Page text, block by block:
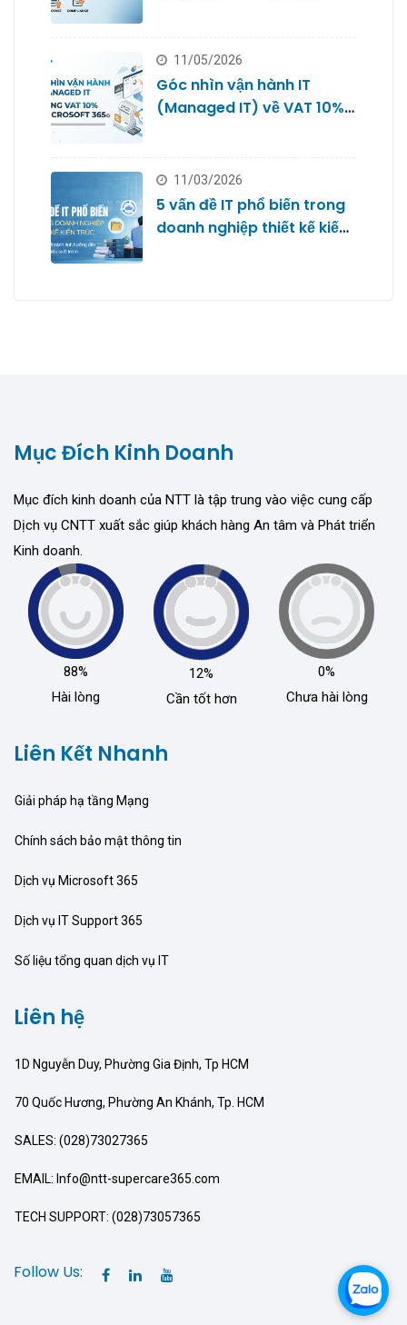
11/05/2026
Góc nhìn vận hành IT
(Managed IT) về VAT 10%
11/03/2026
5 vấn đề IT phổ biến trong
doanh nghiệp thiết kế kiến
Mục Đích Kinh Doanh
Mục đích kinh doanh của NTT là tập trung vào việc cung cấp
Dịch vụ CNTT xuất sắc giúp khách hàng An tâm và Phát triển
Kinh doanh.
88%
Hài lòng
12%
Cần tốt hơn
0%
Chưa hài lòng
Liên Kết Nhanh
Giải pháp hạ tầng Mạng
Chính sách bảo mật thông tin
Dịch vụ Microsoft 365
Dịch vụ IT Support 365
Số liệu tổng quan dịch vụ IT
Liên hệ
1D Nguyễn Duy, Phường Gia Định, Tp HCM
70 Quốc Hương, Phường An Khánh, Tp. HCM
SALES: (028)73027365
EMAIL: Info@ntt-supercare365.com
TECH SUPPORT: (028)73057365
Follow Us: